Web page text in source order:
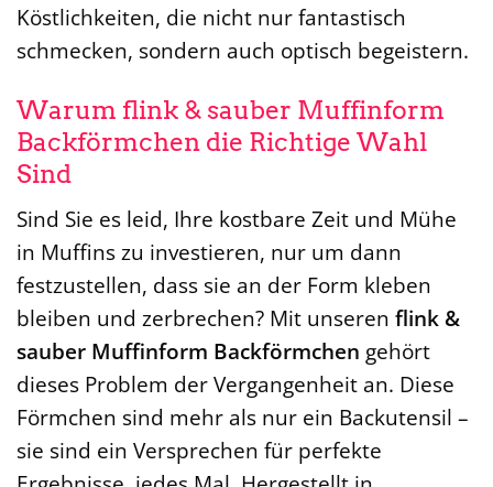
Köstlichkeiten, die nicht nur fantastisch
schmecken, sondern auch optisch begeistern.
Warum flink & sauber Muffinform
Backförmchen die Richtige Wahl
Sind
Sind Sie es leid, Ihre kostbare Zeit und Mühe
in Muffins zu investieren, nur um dann
festzustellen, dass sie an der Form kleben
bleiben und zerbrechen? Mit unseren flink &
sauber Muffinform Backförmchen gehört
dieses Problem der Vergangenheit an. Diese
Förmchen sind mehr als nur ein Backutensil –
sie sind ein Versprechen für perfekte